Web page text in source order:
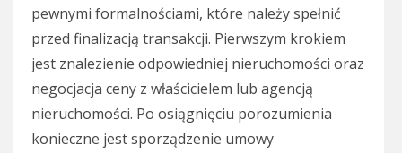
pewnymi formalnościami, które należy spełnić
przed finalizacją transakcji. Pierwszym krokiem
jest znalezienie odpowiedniej nieruchomości oraz
negocjacja ceny z właścicielem lub agencją
nieruchomości. Po osiągnięciu porozumienia
konieczne jest sporządzenie umowy